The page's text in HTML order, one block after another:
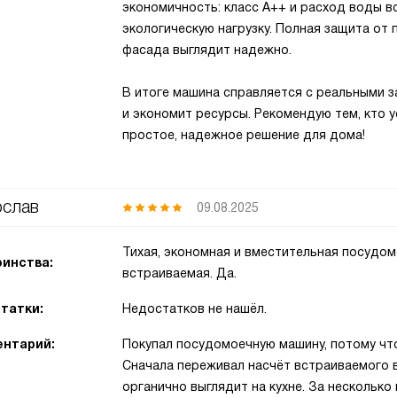
экономичность: класс A++ и расход воды
экологическую нагрузку. Полная защита
фасада выглядит надежно.
В итоге машина справляется с реальными
и экономит ресурсы. Рекомендую тем, кто
простое, надежное решение для дома!
09.08.2025
Тихая, экономная и вместительная
встраиваемая. Да.
Недостатков не нашёл.
Покупал посудомоечную машину, потому
Сначала переживал насчёт встраиваемого
органично выглядит на кухне. За